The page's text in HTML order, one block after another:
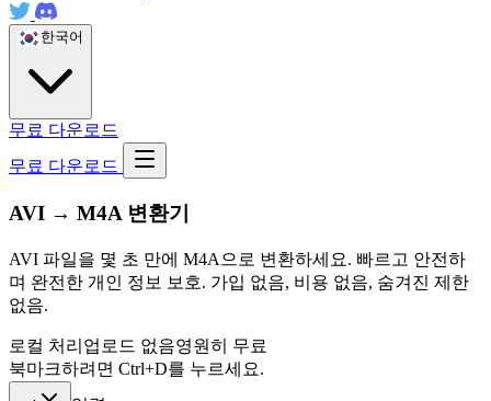
한국어
무료 다운로드
무료 다운로드
AVI → M4A 변환기
AVI 파일을 몇 초 만에 M4A으로 변환하세요. 빠르고 안전하
며 완전한 개인 정보 보호. 가입 없음, 비용 없음, 숨겨진 제한
없음.
로컬 처리 업로드 없음영원히 무료
북마크하려면 Ctrl+D를 누르세요.